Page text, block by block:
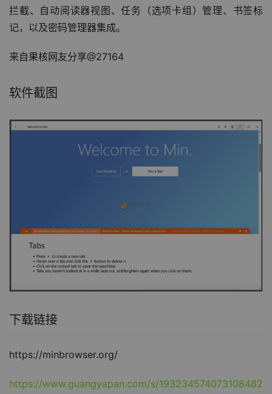
拦截、自动阅读器视图、任务（选项卡组）管理、书签标
记，以及密码管理器集成。
来自果核网友分享@27164
软件截图
下载链接
https://minbrowser.org/
https://www.guangyapan.com/s/193234574073108482